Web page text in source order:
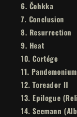
6. Čohkka
7. Conclusion
8. Resurrection
9. Heat
10. Cortége
11. Pandemonium
12. Toreador II
13. Epilogue
14. Seemann